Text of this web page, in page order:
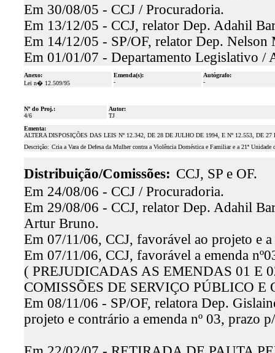
Em 30/08/05 - CCJ / Procuradoria.
Em 13/12/05 - CCJ, relator Dep. Adahil
Em 14/12/05 - SP/OF, relator Dep. Nelson
Em 01/01/07 - Departamento Legislativo /
Anexo:
Lei n� 12.509/95
Emenda(s):
-
Autógrafo:
-
Nº do Proj.:
4/6
Autor:
TJ
Ementa:
ALTERA DISPOSIÇÕES DAS LEIS Nº 12.342, DE 28 DE JULHO DE 1994, E Nº 12.553, DE
Descrição: Cria a Vara de Defesa da Mulher contra a Violência Doméstica e Familiar e a 21ª Unidade
Distribuição/Comissões: CCJ, SP e OF.
Em 24/08/06 - CCJ / Procuradoria.
Em 29/08/06 - CCJ, relator Dep. Adahil
Artur Bruno.
Em 07/11/06, CCJ, favorável ao projeto e
Em 07/11/06, CCJ, favorável a emenda
( PREJUDICADAS AS EMENDAS 01 E
COMISSÕES DE SERVIÇO PÚBLICO
Em 08/11/06 - SP/OF, relatora Dep.
projeto e contrário a emenda nº 03, prazo